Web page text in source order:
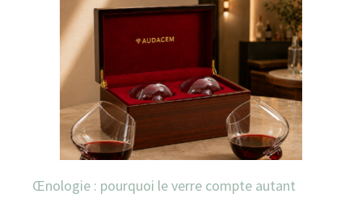
Œnologie : pourquoi le verre compte autant